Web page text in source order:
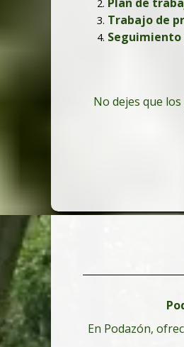
Trabajo de
No dejes que
En Podazón,